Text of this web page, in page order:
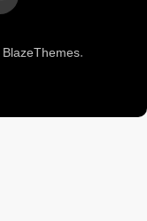
BlazeThemes.